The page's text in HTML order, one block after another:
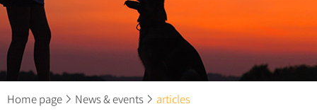
Home page News & events articles